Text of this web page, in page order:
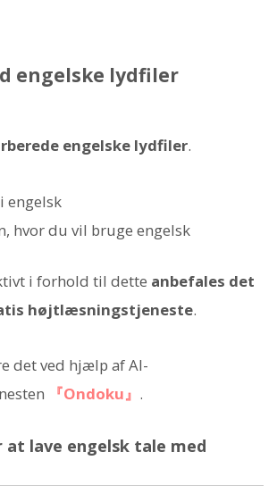
engelske lydfiler
engelske lydfiler.
engelsk
hvor du vil bruge engelsk
i forhold til dette anbefales det
højtlæsningstjeneste.
det ved hjælp af AI-
『Ondoku』 .
at lave engelsk tale med